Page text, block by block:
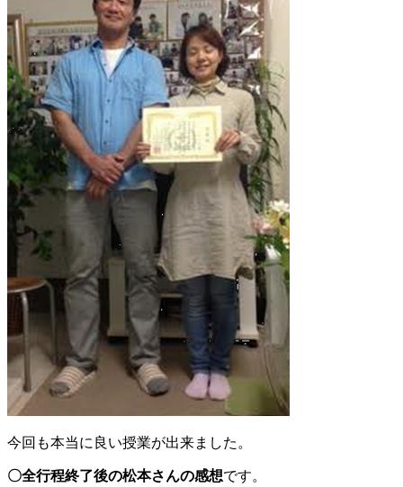
今回も本当に良い授業が出来ました。
〇全行程終了後の松本さんの感想です。